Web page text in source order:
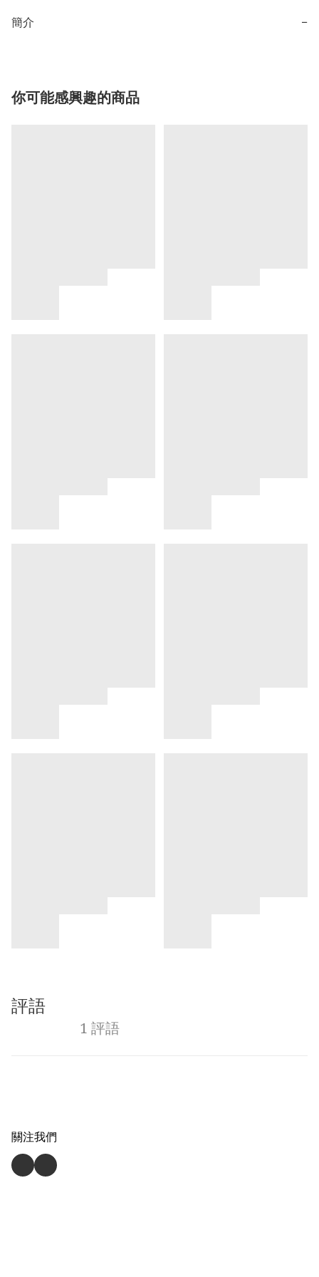
簡介 −
你可能感興趣的商品
評語
1 評語
關注我們